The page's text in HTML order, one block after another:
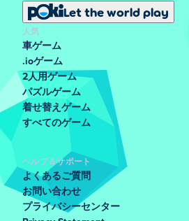
Let the world play
人気
車ゲーム
.ioゲーム
2人用ゲーム
パズルゲーム
着せ替えゲーム
すべてのゲーム
ヘルプ＆サポート
よくあるご質問
お問い合わせ
プライバシーセンター